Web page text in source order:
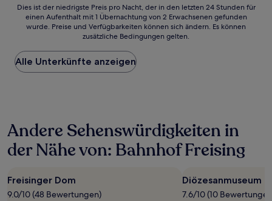
Hervorragend,
(1.013
Bewertungen)
Dies
der
Preis
pro
Nacht,
24 Stunden
für
einen
1 Übernachtung
von
Dies ist der niedrigste Preis pro Nacht, der in den letzten 24 Stunden für
einen Aufenthalt mit 1 Übernachtung von 2 Erwachsenen gefunden
wurde. Preise und Verfügbarkeiten können sich ändern. Es können
zusätzliche Bedingungen gelten.
Alle Unterkünfte anzeigen
Andere Sehenswürdigkeiten in
der Nähe von: Bahnhof Freising
Freisinger Dom
9.0/10 (48 Bewertungen)
Diözesanmuseum
7.6/10 (10